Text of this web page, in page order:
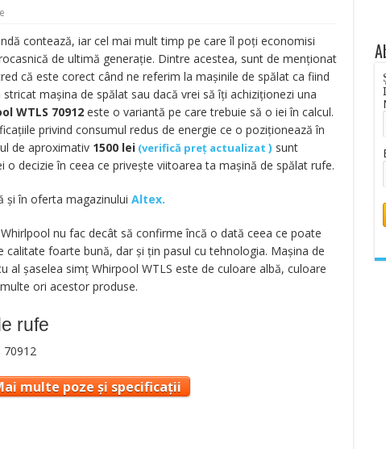
contează, iar cel mai mult timp pe care îl poţi economisi
de ultimă generaţie. Dintre acestea, sunt de menţionat
că este corect când ne referim la maşinile de spălat ca fiind
maşina de spălat sau dacă vrei să îţi achiziţionezi una
WTLS 70912este o variantă pe care trebuie să o iei în calcul.
privind consumul redus de energie ce o poziţionează în
de aproximativ 1500 lei (verifică preț actualizat ) sunt
decizie în ceea ce priveşte viitoarea ta maşină de spălat rufe.
și în oferta magazinului Altex.
nu fac decât să confirme încă o dată ceea ce poate
calitate foarte bună, dar şi ţin pasul cu tehnologia. Maşina de
al şaselea simţ Whirpool WTLS este de culoare albă, culoare
ori acestor produse.
rufe
multe poze și specificații